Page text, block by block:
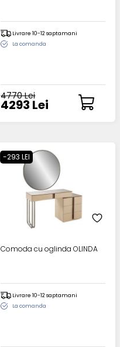
Livrare 10-12 saptamani
La comanda
4770 Lei
4293 Lei
-293 LEI
Comoda cu oglinda OLINDA
Livrare 10-12 saptamani
La comanda